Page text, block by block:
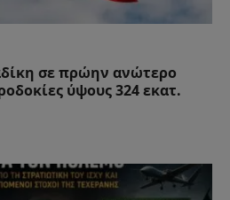
σε πρώην ανώτερο
ύψους 324 εκατ.